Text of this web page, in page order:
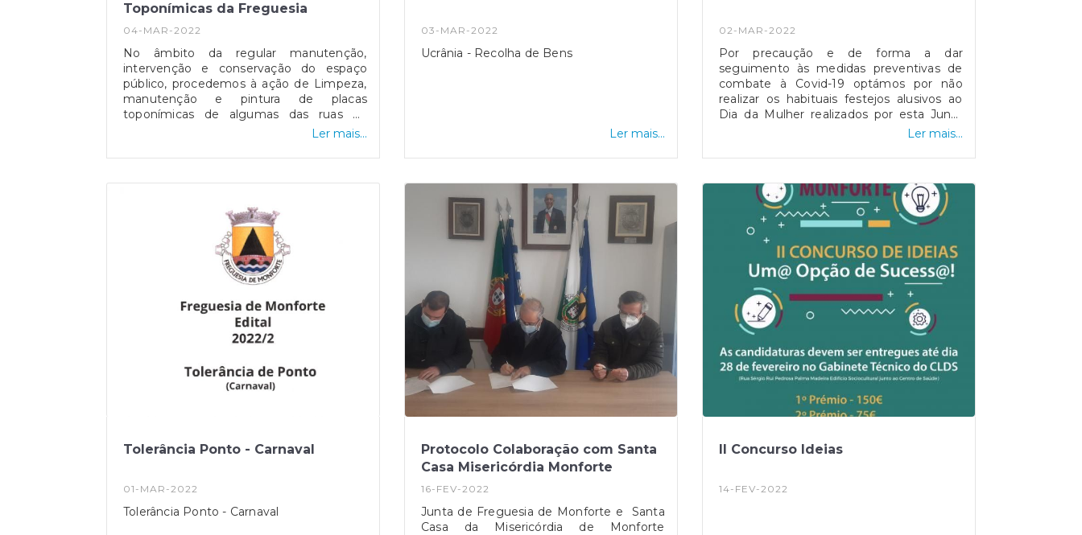
Toponímicas da Freguesia
04-MAR-2022
No âmbito da regular manutenção,
intervenção e conservação do espaço
público, procedemos à ação de Limpeza,
manutenção e pintura de placas
toponímicas de algumas das ruas da
Ler mais...
03-MAR-2022
Ucrânia - Recolha de Bens
Ler mais...
02-MAR-2022
Por precaução e de forma a dar
seguimento às medidas preventivas de
combate à Covid-19 optámos por não
realizar os habituais festejos alusivos ao
Dia da Mulher realizados por esta Junta
de Freguesia.No entanto, queremos que
desfrutem e celebrem este dia tão
entregar Voucher's oferta para utilizarem
nos estabelecimentos comerciais da
nossa Freguesia.CARTAZVOCUHER
Ler mais...
Tolerância Ponto - Carnaval
01-MAR-2022
Tolerância Ponto - Carnaval
Protocolo Colaboração com Santa
Casa Misericórdia Monforte
16-FEV-2022
Junta de Freguesia de Monforte e Santa
Casa da Misericórdia de Monforte
II Concurso Ideias
14-FEV-2022